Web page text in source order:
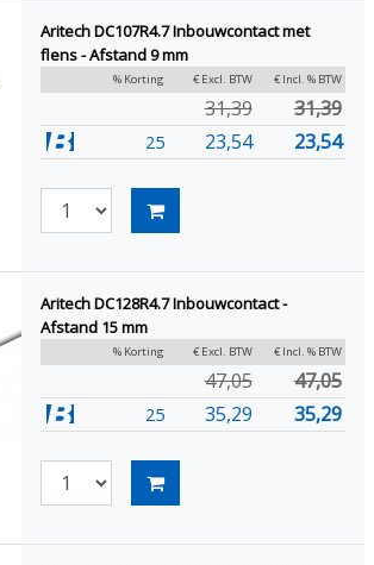
Aritech DC107R4.7 Inbouwcontact met
flens - Afstand 9 mm
% Korting € Excl. BTW € Incl. % BTW
31,39 31,39
25 23,54 23,54
Aritech DC128R4.7 Inbouwcontact -
Afstand 15 mm
% Korting € Excl. BTW € Incl. % BTW
47,05 47,05
25 35,29 35,29